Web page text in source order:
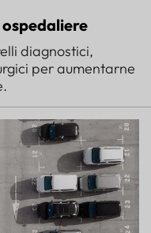
diagnostici,
per aumentarne